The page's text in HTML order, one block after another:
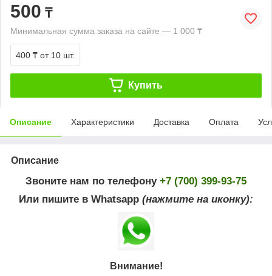
500 ₸
Минимальная сумма заказа на сайте — 1 000 ₸
400 ₸ от 10 шт.
Купить
Описание Характеристики Доставка Оплата
Описание
Звоните нам по телефону +7 (700) 399-93-75
Или пишите в Whatsapp (нажмите на иконку):
Внимание!